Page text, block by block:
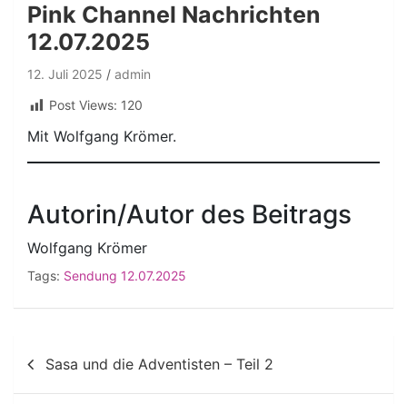
Pink Channel Nachrichten
12.07.2025
12. Juli 2025
admin
Post Views: 120
Mit Wolfgang Krömer.
Autorin/Autor des Beitrags
Wolfgang Krömer
Tags: Sendung 12.07.2025
Beitragsnavigation
Sasa und die Adventisten – Teil 2